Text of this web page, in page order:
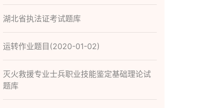
湖北省执法证考试题库
运转作业题目(2020-01-02)
灭火救援专业士兵职业技能鉴定基础理论试
题库